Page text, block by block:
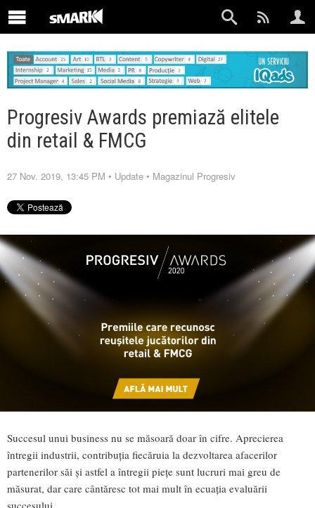
Progresiv Awards premiază elitele
din retail & FMCG
27 Nov. 2019, 13:45 PM • Update • Magazinul Progresiv
Succesul unui business nu se măsoară doar în cifre. Aprecierea
întregii industrii, contribuția fiecăruia la dezvoltarea afacerilor
partenerilor săi și astfel a întregii piețe sunt lucruri mai greu de
măsurat, dar care cântăresc tot mai mult în ecuația evaluării
succesului.